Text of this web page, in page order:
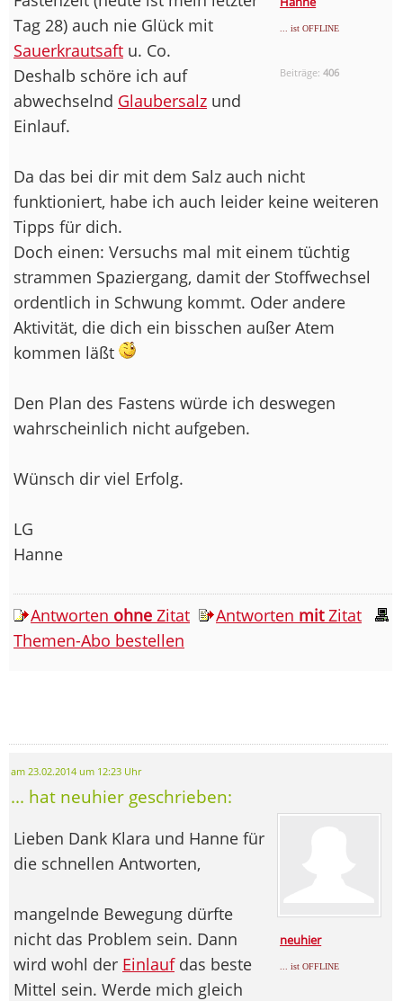
... ist OFFLINE
Beiträge:406
Tag 28) auch nie Glück mit
Sauerkrautsaft u. Co.
Deshalb schöre ich auf
abwechselnd Glaubersalz und
Einlauf.
Da das bei dir mit dem Salz auch nicht
funktioniert, habe ich auch leider keine weiteren
Tipps für dich.
Doch einen: Versuchs mal mit einem tüchtig
strammen Spaziergang, damit der Stoffwechsel
ordentlich in Schwung kommt. Oder andere
Aktivität, die dich ein bisschen außer Atem
kommen läßt
Den Plan des Fastens würde ich deswegen
wahrscheinlich nicht aufgeben.
Wünsch dir viel Erfolg.
LG
Hanne
Antworten ohne Zitat Antworten mitZitat
Themen-Abo bestellen
am 23.02.2014 um 12:23 Uhr
... hat neuhier geschrieben:
neuhier
... ist OFFLINE
Lieben Dank Klara und Hanne für
die schnellen Antworten,
mangelnde Bewegung dürfte
nicht das Problem sein. Dann
wird wohl der Einlaufdas beste
Mittel sein. Werde mich gleich